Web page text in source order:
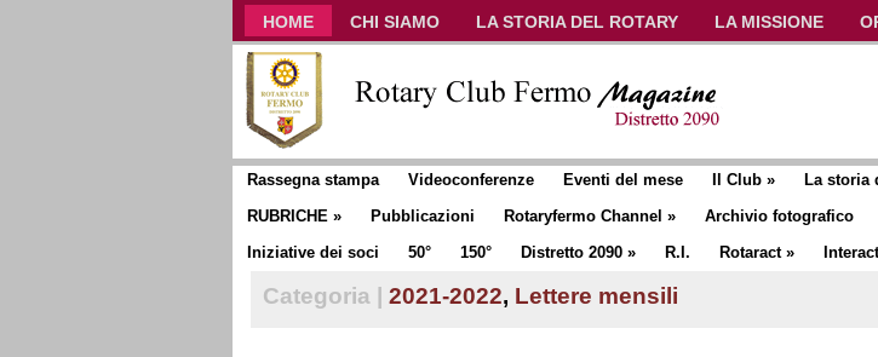
HOME CHI SIAMO LA STORIA DEL ROTARY LA MISSIONE
CLUB COMMUNICATOR
Rassegna stampa Videoconferenze Eventi del mese Il Club » La storia
RUBRICHE » Pubblicazioni Rotaryfermo Channel » Archivio fotografico
Iniziative dei soci
50° 150° Distretto 2090 » R.I. Rotaract»
Categoria | 2021-2022, Lettere mensili